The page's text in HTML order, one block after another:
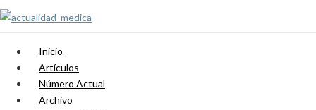
Inicio
Artículos
Número Actual
Archivo